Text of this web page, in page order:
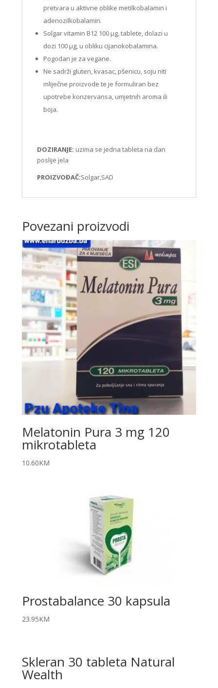
pretvara u aktivne oblike metilkobalamin i
adenozilkobalamin.
Solgar vitamin B12 100 µg, tablete, dolazi u
dozi 100 µg, u obliku cijanokobalamina.
Pogodan je za vegane.
Ne sadrži gluten, kvasac, pšenicu, soju niti
mliječne proizvode te je formuliran bez
upotrebe konzervansa, umjetnih aroma ili
boja.
DOZIRANJE: uzima se jedna tableta na dan
poslije jela
PROIZVOĐAČ:Solgar,SAD
Povezani proizvodi
Melatonin Pura 3 mg 120
mikrotableta
10.60KM
Prostabalance 30 kapsula
23.95KM
Skleran 30 tableta Natural
Wealth